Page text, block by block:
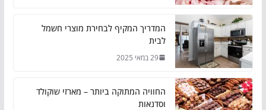
המדריך המקיף לבחירת מוצרי חשמל
לבית
29 במאי 2025
החוויה המתוקה ביותר – מארזי שוקולד
וסדנאות